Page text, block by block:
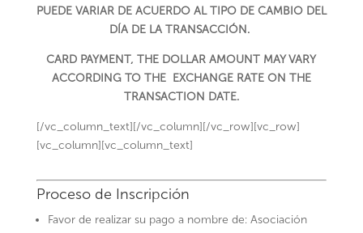
PUEDE VARIAR DE ACUERDO AL TIPO DE CAMBIO DEL
DÍA DE LA TRANSACCIÓN.
CARD PAYMENT, THE DOLLAR AMOUNT MAY VARY
ACCORDING TO THE EXCHANGE RATE ON THE
TRANSACTION DATE.
[/vc_column_text][/vc_column][/vc_row][vc_row]
[vc_column][vc_column_text]
Proceso de Inscripción
Favor de realizar su pago a nombre de: Asociación